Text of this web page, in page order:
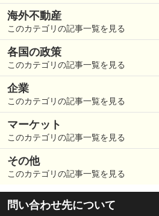
海外不動産
このカテゴリの記事一覧を見る
各国の政策
このカテゴリの記事一覧を見る
企業
このカテゴリの記事一覧を見る
マーケット
このカテゴリの記事一覧を見る
その他
このカテゴリの記事一覧を見る
問い合わせ先について